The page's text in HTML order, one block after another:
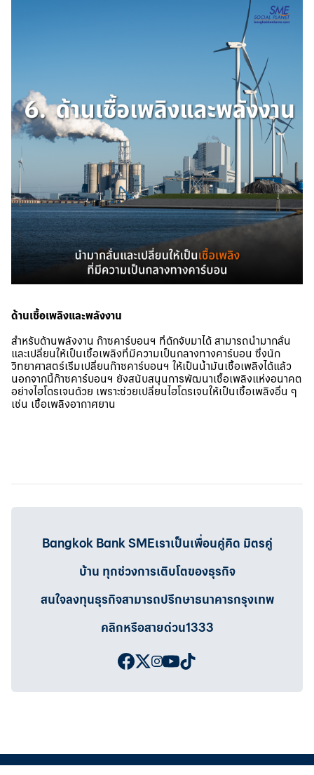
ด้านเชื้อเพลิงและพลังงาน
สำหรับด้านพลังงาน ก๊าซคาร์บอนฯ ที่ดักจับมาได้ สามารถนำมากลั่น
และเปลี่ยนให้เป็นเชื้อเพลิงที่มีความเป็นกลางทางคาร์บอน ซึ่งนัก
วิทยาศาสตร์เริ่มเปลี่ยนก๊าซคาร์บอนฯ ให้เป็นน้ำมันเชื้อเพลิงได้แล้ว
นอกจากนี้ก๊าซคาร์บอนฯ ยังสนับสนุนการพัฒนาเชื้อเพลิงแห่งอนาคต
อย่างไฮโดรเจนด้วย เพราะช่วยเปลี่ยนไฮโดรเจนให้เป็นเชื้อเพลิงอื่น ๆ
เช่น เชื้อเพลิงอากาศยาน
Bangkok Bank SMEเราเป็นเพื่อนคู่คิด มิตรคู่
บ้าน ทุกช่วงการเติบโตของธุรกิจ
สนใจลงทุนธุรกิจสามารถปรึกษาธนาคารกรุงเทพ
คลิกหรือสายด่วน1333